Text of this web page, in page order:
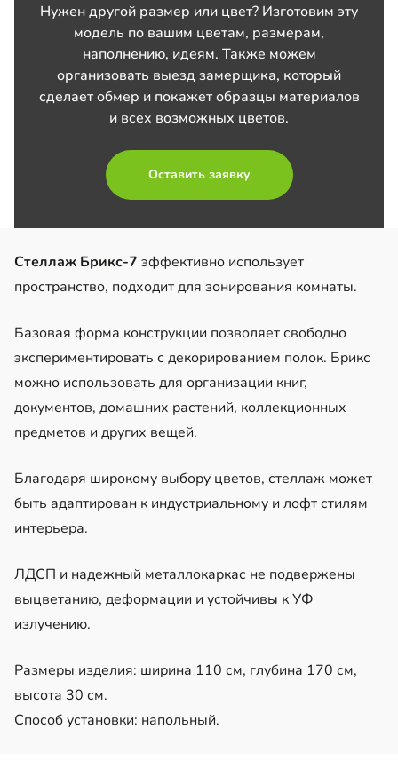
Нужен другой размер или цвет? Изготовим эту
модель по вашим цветам, размерам,
наполнению, идеям. Также можем
организовать выезд замерщика, который
сделает обмер и покажет образцы материалов
и всех возможных цветов.
Оставить заявку
Стеллаж Брикс-7 эффективно использует
пространство, подходит для зонирования комнаты.
Базовая форма конструкции позволяет свободно
экспериментировать с декорированием полок. Брикс
можно использовать для организации книг,
документов, домашних растений, коллекционных
предметов и других вещей.
Благодаря широкому выбору цветов, стеллаж может
быть адаптирован к индустриальному и лофт стилям
интерьера.
ЛДСП и надежный металлокаркас не подвержены
выцветанию, деформации и устойчивы к УФ
излучению.
Размеры изделия: ширина 110 см, глубина 170 см,
высота 30 см.
Способ установки: напольный.